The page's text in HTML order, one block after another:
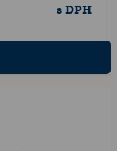
s DPH